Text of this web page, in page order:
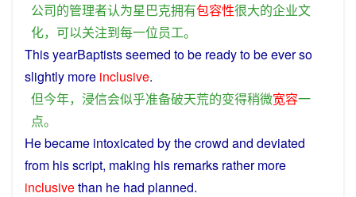
公司的管理者认为星巴克拥有包容性很大的企业文
化， 可以关注到每一位员工。
ThisyearBaptistsseemed tobe readyto be everso
slightly more inclusive.
但今年， 浸信会似乎准备破天荒的变得稍微宽容一
点。
Hebecame intoxicated bythecrowd and deviated
from hisscript, making his remarks rathermore
inclusivethan he had planned.